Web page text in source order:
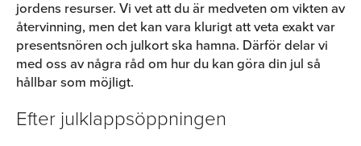
jordens resurser. Vi vet att du är medveten om vikten av
återvinning, men det kan vara klurigt att veta exakt var
presentsnören och julkort ska hamna. Därför delar vi
med oss av några råd om hur du kan göra din jul så
hållbar som möjligt.
Efter julklappsöppningen